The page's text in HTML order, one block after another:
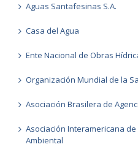
Aguas Santafesinas S.A.
Casa del Agua
Ente Nacional de Obras
Organización Mundial de la
Asociación Brasilera de
Asociación Interamericana
Ambiental